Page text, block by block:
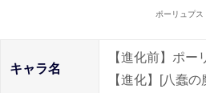
ポーリュプス
キャラ名
【進化前】ポー
【進化】[八蠢